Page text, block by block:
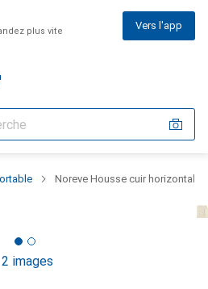
plus vite Vers l'app
Noreve Housse cuir horizontal
2 images